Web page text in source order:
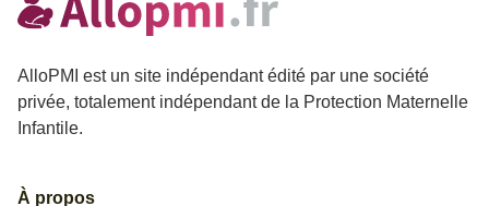
AlloPMI est un site indépendant édité par une société
privée, totalement indépendant de la Protection Maternelle
Infantile.
À propos